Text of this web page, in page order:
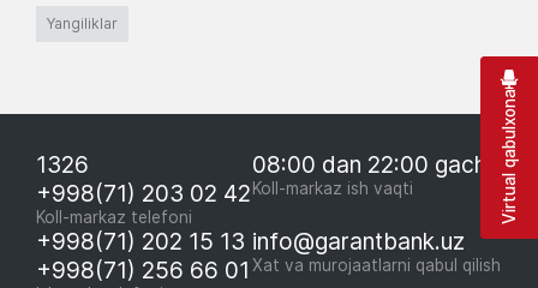
Yangiliklar
1326
+998(71) 203 02 42
Koll-markaz telefoni
08:00 dan 22:00 gacha
Koll-markaz ish vaqti
+998(71) 202 15 13
+998(71) 256 66 01
info@garantbank.uz
Xat va murojaatlarni qabul qilish
Virtual qabulxona